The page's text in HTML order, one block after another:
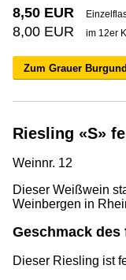
8,50 EUR
8,00 EUR im 12er
Zum Grauer
Riesling «S»
Weinnr. 12
Dieser Weißwein
Weinbergen in
Geschmack
Dieser Riesling ist